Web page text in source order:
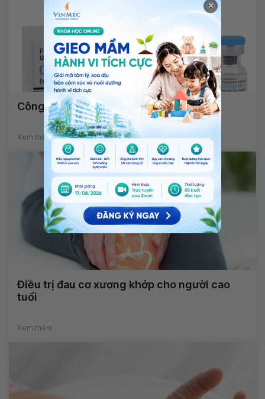
Công dụng thuốc Cortrosyn
Xem thêm
Điều trị đau cơ xương khớp cho người cao
tuổi
Xem thêm
×